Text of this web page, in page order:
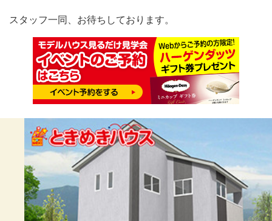
スタッフ一同、お待ちしております。